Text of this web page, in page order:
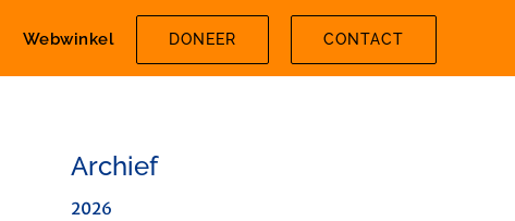
Webwinkel DONEER CONTACT
Archief
2026